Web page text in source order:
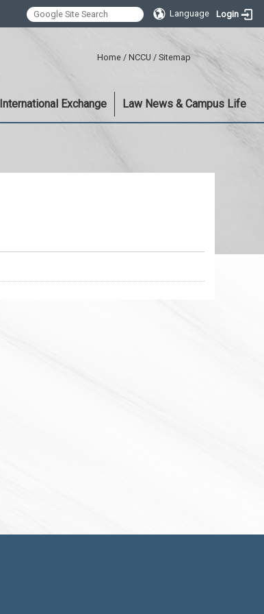
Language Login
Home / NCCU / Sitemap
International Exchange Law News & Campus Life